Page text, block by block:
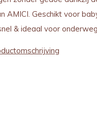
AMICI. Geschikt voor
& ideaal voor